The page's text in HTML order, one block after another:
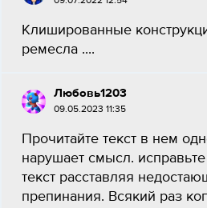
Клишированные
ремесла ....
Любовь1203
09.05.2023 11:35
Прочитайте текст в нем
нарушает смысл.
текст расставляя
препинания. Всякий раз